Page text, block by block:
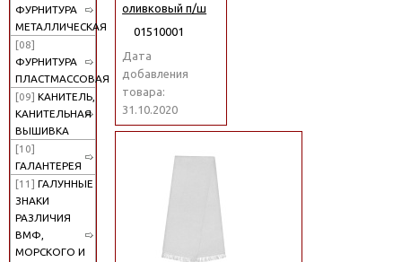
ФУРНИТУРА
МЕТАЛЛИЧЕСКАЯ
[08]
ФУРНИТУРА
ПЛАСТМАССОВАЯ
[09] КАНИТЕЛЬ,
КАНИТЕЛЬНАЯ
ВЫШИВКА
[10]
ГАЛАНТЕРЕЯ
[11] ГАЛУННЫЕ
ЗНАКИ
РАЗЛИЧИЯ
ВМФ,
МОРСКОГО И
оливковый п/ш
01510001
Дата
добавления
товара:
31.10.2020